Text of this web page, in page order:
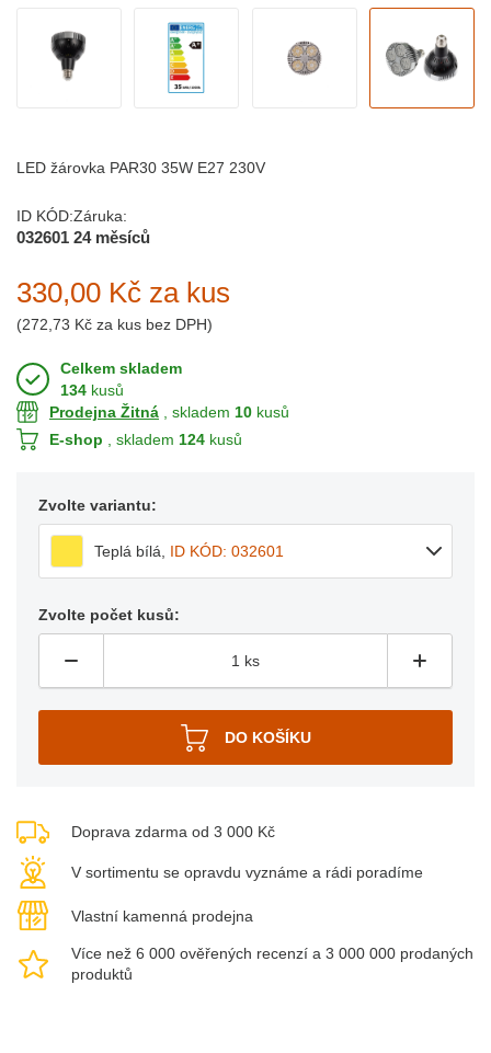
LED žárovka PAR30 35W E27 230V
ID KÓD:
032601
Záruka:
24 měsíců
330,00 Kč za kus
(272,73 Kč za kus bez DPH)
Celkem skladem
134 kusů
Prodejna Žitná , skladem 10 kusů
E-shop , skladem 124 kusů
Zvolte variantu:
Teplá bílá, ID KÓD: 032601
Zvolte počet kusů:
Doprava zdarma od 3 000 Kč
V sortimentu se opravdu vyznáme a rádi poradíme
Vlastní kamenná prodejna
Více než 6 000 ověřených recenzí a 3 000 000 prodaných
produktů